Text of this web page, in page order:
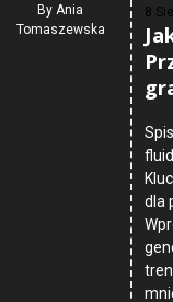
By Ania
Tomaszewska
8
dla